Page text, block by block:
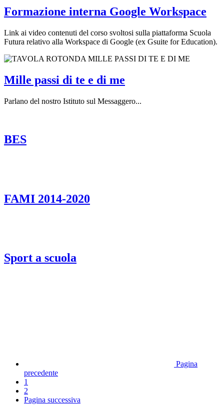
Formazione interna Google Workspace
Link ai video contenuti del corso svoltosi sulla piattaforma Scuola
Futura relativo alla Workspace di Google (ex Gsuite for Education).
Mille passi di te e di me
Parlano del nostro Istituto sul Messaggero...
BES
FAMI 2014-2020
Sport a scuola
Pagina
precedente
1
2
Pagina successiva